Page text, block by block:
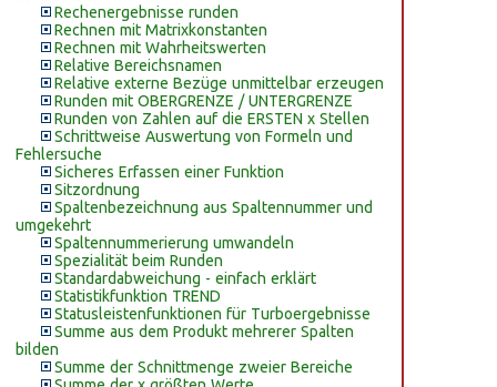
Rechenergebnisse runden
Rechnen mit Matrixkonstanten
Rechnen mit Wahrheitswerten
Relative Bereichsnamen
Relative externe Bezüge unmittelbar erzeugen
Runden mit OBERGRENZE / UNTERGRENZE
Runden von Zahlen auf die ERSTEN x Stellen
Schrittweise Auswertung von Formeln und
Fehlersuche
Sicheres Erfassen einer Funktion
Sitzordnung
Spaltenbezeichnung aus Spaltennummer und
umgekehrt
Spaltennummerierung umwandeln
Spezialität beim Runden
Standardabweichung - einfach erklärt
Statistikfunktion TREND
Statusleistenfunktionen für Turboergebnisse
Summe aus dem Produkt mehrerer Spalten
bilden
Summe der Schnittmenge zweier Bereiche